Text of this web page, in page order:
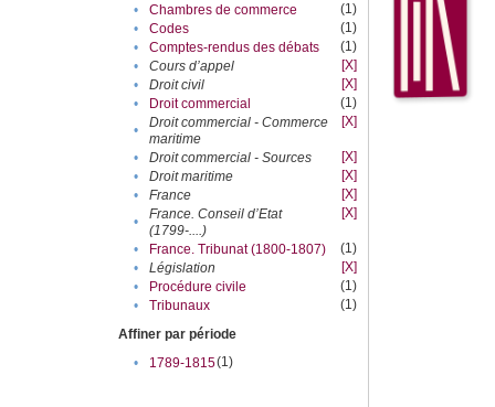
•
Chambres de commerce
(1)
•
Codes
(1)
•
Comptes-rendus des débats
(1)
•
Cours d’appel
[X]
•
Droit civil
[X]
•
Droit commercial
(1)
•
Droit commercial - Commerce
maritime
[X]
• Droit commercial - Sources
[X]
•
Droit maritime
[X]
•
France
[X]
•
France. Conseil d’Etat
(1799-....)
[X]
• France. Tribunat (1800-1807)
(1)
•
Législation
[X]
•
Procédure civile
(1)
•
Tribunaux
(1)
Affiner par période
•
1789-1815(1)